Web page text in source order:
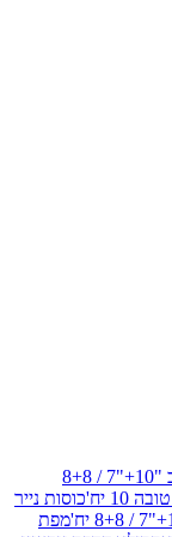
טובה קרם זהב "10+"7 / 8+8
כוסות נייר
מפת